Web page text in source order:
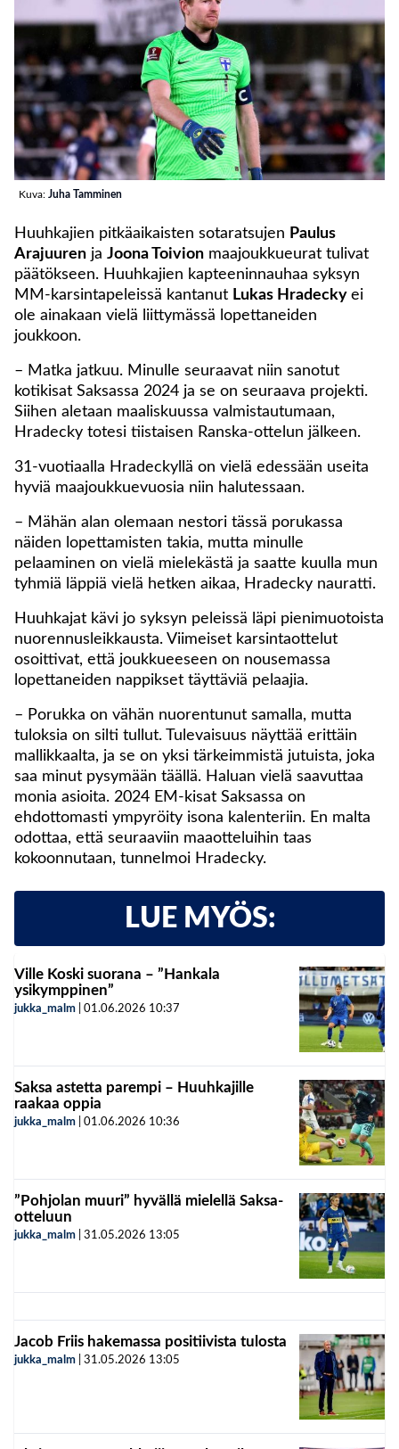
Kuva: Juha Tamminen
Huuhkajien pitkäaikaisten sotaratsujen Paulus
Arajuuren ja Joona Toivion maajoukkueurat tulivat
päätökseen. Huuhkajien kapteeninnauhaa syksyn
MM-karsintapeleissä kantanut Lukas Hradecky ei
ole ainakaan vielä liittymässä lopettaneiden
joukkoon.
– Matka jatkuu. Minulle seuraavat niin sanotut
kotikisat Saksassa 2024 ja se on seuraava projekti.
Siihen aletaan maaliskuussa valmistautumaan,
Hradecky totesi tiistaisen Ranska-ottelun jälkeen.
31-vuotiaalla Hradeckyllä on vielä edessään useita
hyviä maajoukkuevuosia niin halutessaan.
– Mähän alan olemaan nestori tässä porukassa
näiden lopettamisten takia, mutta minulle
pelaaminen on vielä mielekästä ja saatte kuulla mun
tyhmiä läppiä vielä hetken aikaa, Hradecky nauratti.
Huuhkajat kävi jo syksyn peleissä läpi pienimuotoista
nuorennusleikkausta. Viimeiset karsintaottelut
osoittivat, että joukkueeseen on nousemassa
lopettaneiden nappikset täyttäviä pelaajia.
– Porukka on vähän nuorentunut samalla, mutta
tuloksia on silti tullut. Tulevaisuus näyttää erittäin
mallikkaalta, ja se on yksi tärkeimmistä jutuista, joka
saa minut pysymään täällä. Haluan vielä saavuttaa
monia asioita. 2024 EM-kisat Saksassa on
ehdottomasti ympyröity isona kalenteriin. En malta
odottaa, että seuraaviin maaotteluihin taas
kokoonnutaan, tunnelmoi Hradecky.
LUE MYÖS:
Ville Koski suorana – ”Hankala
ysikymppinen”
jukka_malm 01.06.2026 10:37
Saksa astetta parempi – Huuhkajille
raakaa oppia
jukka_malm 01.06.2026 10:36
”Pohjolan muuri” hyvällä mielellä Saksa-
otteluun
jukka_malm 31.05.2026 13:05
Jacob Friis hakemassa positiivista tulosta
jukka_malm 31.05.2026 13:05